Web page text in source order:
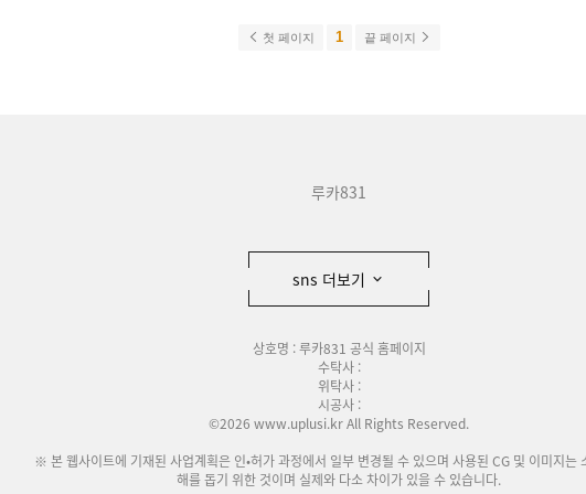
첫 페이지 1 끝 페이지
루카831
sns 더보기
상호명 : 루카831 공식 홈페이지
수탁사 :
위탁사 :
시공사 :
©2026 www.uplusi.kr All Rights Reserved.
※ 본 웹사이트에 기재된 사업계획은 인•허가 과정에서 일부 변경될 수 있으며 사용된 CG 및 이미지는
해를 돕기 위한 것이며 실제와 다소 차이가 있을 수 있습니다.